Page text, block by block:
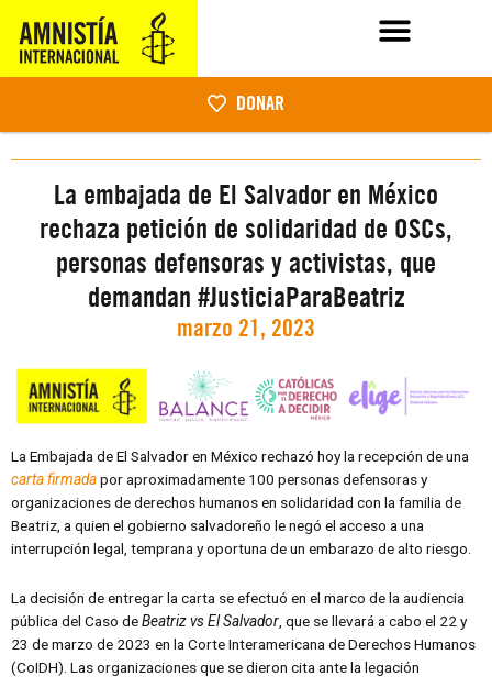
DONAR
La embajada de El Salvador en México
rechaza petición de solidaridad de OSCs,
personas defensoras y activistas, que
demandan #JusticiaParaBeatriz
marzo 21, 2023
La Embajada de El Salvador en México rechazó hoy la recepción de una
carta firmadapor aproximadamente 100 personas defensoras y
organizaciones de derechos humanos en solidaridad con la familia de
Beatriz, a quien el gobierno salvadoreño le negó el acceso a una
interrupción legal, temprana y oportuna de un embarazo de alto riesgo.
La decisión de entregar la carta se efectuó en el marco de la audiencia
pública del Caso deBeatriz vs El Salvador , que se llevará a cabo el 22 y
23 de marzo de 2023 en la Corte Interamericana de Derechos Humanos
(CoIDH). Las organizaciones que se dieron cita ante la legación